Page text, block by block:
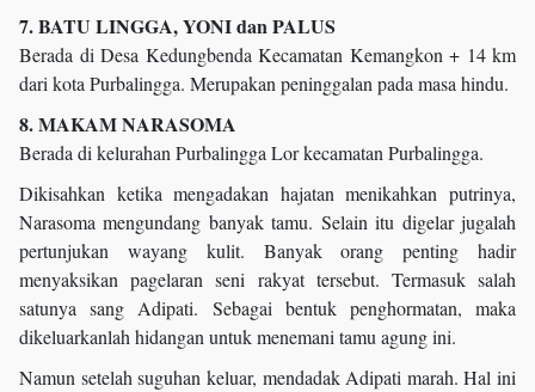
7. BATU LINGGA, YONI dan PALUS
Berada di Desa Kedungbenda Kecamatan Kemangkon + 14 km
dari kota Purbalingga. Merupakan peninggalan pada masa hindu.
8. MAKAM NARASOMA
Berada di kelurahan Purbalingga Lor kecamatan Purbalingga.
Dikisahkan ketika mengadakan hajatan menikahkan putrinya,
Narasoma mengundang banyak tamu. Selain itu digelar jugalah
pertunjukan wayang kulit. Banyak orang penting hadir
menyaksikan pagelaran seni rakyat tersebut. Termasuk salah
satunya sang Adipati. Sebagai bentuk penghormatan, maka
dikeluarkanlah hidangan untuk menemani tamu agung ini.
Namun setelah suguhan keluar, mendadak Adipati marah. Hal ini